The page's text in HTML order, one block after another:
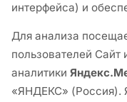
интерфейса) и
Для анализа
пользователей Сайт
аналитики
«ЯНДЕКС» (Россия).